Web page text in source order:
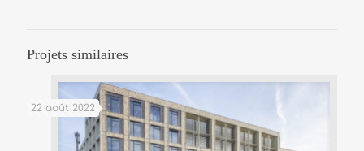
Projets similaires
22 août 2022